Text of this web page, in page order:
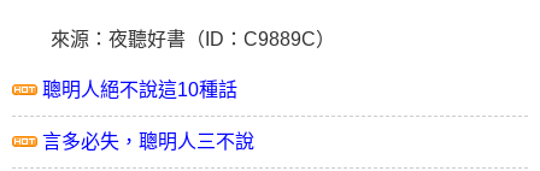
來源：夜聽好書（ID：C9889C）
聰明人絕不說這10種話
言多必失，聰明人三不說